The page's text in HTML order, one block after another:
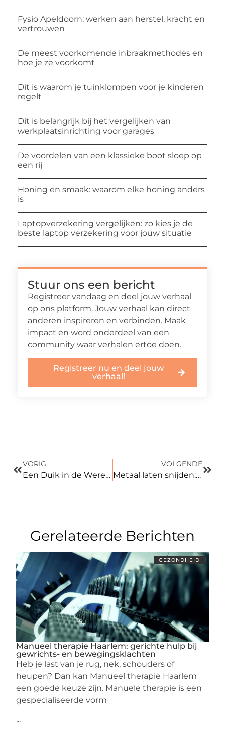
Fysio Apeldoorn: werken aan herstel, kracht en
vertrouwen
De meest voorkomende inbraakmethodes en
hoe je ze voorkomt
Dit is waarom je tuinklompen voor je kinderen
regelt
Dit is belangrijk bij het vergelijken van
werkplaatsinrichting voor garages
De voordelen van een klassieke boot sloep op
een rij
Honing en smaak: waarom elke honing anders
is
Laptopverzekering vergelijken: zo kies je de
beste laptop verzekering voor jouw situatie
Stuur ons een bericht
Registreer vandaag en deel jouw verhaal
op ons platform. Jouw verhaal kan direct
anderen inspireren en verbinden. Maak
impact en word onderdeel van een
community waar verhalen ertoe doen.
Registreer nu en deel jouw
verhaal!
VORIG
Een Duik in de Wereld van Zoekmachine Optimalisatie: Zelf doen of SEO Expert Rotterdam Inhuren?
VOLGENDE
Metaal laten snijden: een gids voor precisie en kwaliteit
Gerelateerde Berichten
GEZONDHEID
Manueel therapie Haarlem: gerichte hulp bij
gewrichts- en bewegingsklachten
Heb je last van je rug, nek, schouders of
heupen? Dan kan Manueel therapie Haarlem
een goede keuze zijn. Manuele therapie is een
gespecialiseerde vorm
...